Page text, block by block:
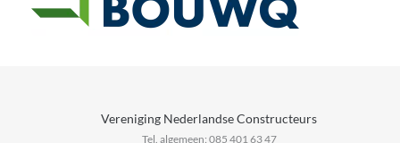
Vereniging Nederlandse Constructeurs
Tel. algemeen: 085 401 63 47